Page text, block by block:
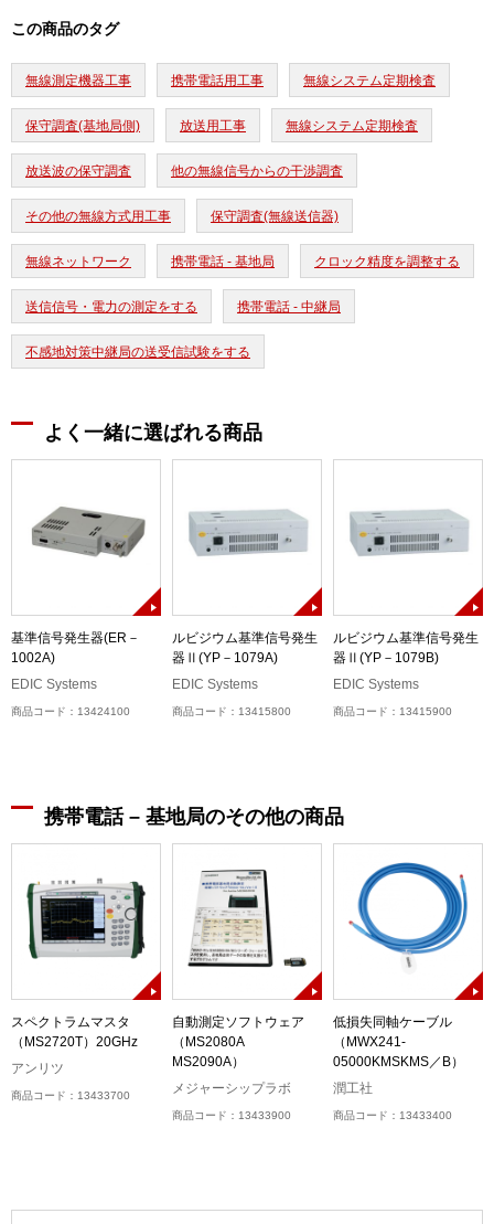
この商品のタグ
無線測定機器工事 携帯電話用工事 無線システム定期検査
保守調査(基地局側) 放送用工事 無線システム定期検査
放送波の保守調査 他の無線信号からの干渉調査
その他の無線方式用工事 保守調査(無線送信器)
無線ネットワーク 携帯電話 - 基地局 クロック精度を調整する
送信信号・電力の測定をする 携帯電話 - 中継局
不感地対策中継局の送受信試験をする
よく一緒に選ばれる商品
基準信号発生器(ER－
1002A)
EDIC Systems
商品コード：13424100
ルビジウム基準信号発生
器Ⅱ(YP－1079A)
EDIC Systems
商品コード：13415800
ルビジウム基準信号発生
器Ⅱ(YP－1079B)
EDIC Systems
商品コード：13415900
携帯電話 – 基地局のその他の商品
スペクトラムマスタ
（MS2720T）20GHz
アンリツ
商品コード：13433700
自動測定ソフトウェア
（MS2080A
MS2090A）
メジャーシップラボ
商品コード：13433900
低損失同軸ケーブル
（MWX241-
05000KMSKMS／B）
潤工社
商品コード：13433400